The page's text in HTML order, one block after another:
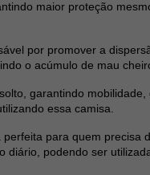
maior proteção
por promover a
o acúmulo de mau
garantindo mobilidade,
essa camisa.
para quem precisa
podendo ser